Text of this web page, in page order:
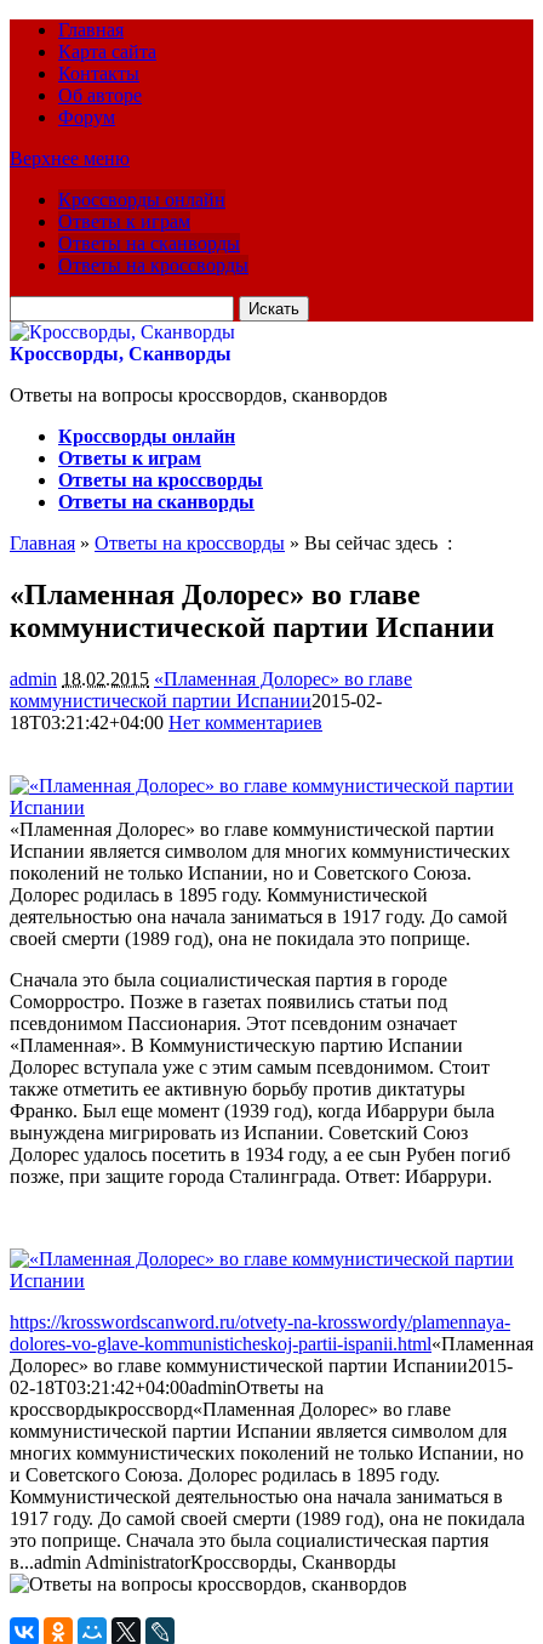
Главная
Карта сайта
Контакты
Об авторе
Форум
Верхнее меню
Кроссворды онлайн
Ответы к играм
Ответы на сканворды
Ответы на кроссворды
для:
Кроссворды, Сканворды
Ответы на вопросы кроссвордов, сканвордов
Кроссворды онлайн
Ответы к играм
Ответы на кроссворды
Ответы на сканворды
Главная » Ответы на кроссворды » Вы сейчас здесь :
«Пламенная Долорес» во главе
коммунистической партии Испании
admin 18.02.2015 «Пламенная Долорес» во главе
коммунистической партии Испании2015-02-
18T03:21:42+04:00 Нет комментариев
«Пламенная Долорес» во главе коммунистической партии
Испании является символом для многих коммунистических
поколений не только Испании, но и Советского Союза.
Долорес родилась в 1895 году. Коммунистической
деятельностью она начала заниматься в 1917 году. До самой
своей смерти (1989 год), она не покидала это поприще.
Сначала это была социалистическая партия в городе
Соморростро. Позже в газетах появились статьи под
псевдонимом Пассионария. Этот псевдоним означает
«Пламенная». В Коммунистическую партию Испании
Долорес вступала уже с этим самым псевдонимом. Стоит
также отметить ее активную борьбу против диктатуры
Франко. Был еще момент (1939 год), когда Ибаррури была
вынуждена мигрировать из Испании. Советский Союз
Долорес удалось посетить в 1934 году, а ее сын Рубен погиб
позже, при защите города Сталинграда. Ответ: Ибаррури.
https://krosswordscanword.ru/otvety-na-krosswordy/plamennaya-
dolores-vo-glave-kommunisticheskoj-partii-ispanii.html«Пламенная
Долорес» во главе коммунистической партии Испании2015-
02-18T03:21:42+04:00adminОтветы на
кроссвордыкроссворд«Пламенная Долорес» во главе
коммунистической партии Испании является символом для
многих коммунистических поколений не только Испании, но
и Советского Союза. Долорес родилась в 1895 году.
Коммунистической деятельностью она начала заниматься в
1917 году. До самой своей смерти (1989 год), она не покидала
это поприще. Сначала это была социалистическая партия
в...admin AdministratorКроссворды, Сканворды